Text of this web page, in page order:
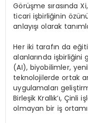
Görüşme sırasında
ticari işbirliğinin
anlayışı olarak
Her iki tarafın da
alanlarında işbirliğini
(AI), biyobilimler,
teknolojilerde ortak
uygulamaları
Birleşik Krallık’ı,
olmayan bir iş